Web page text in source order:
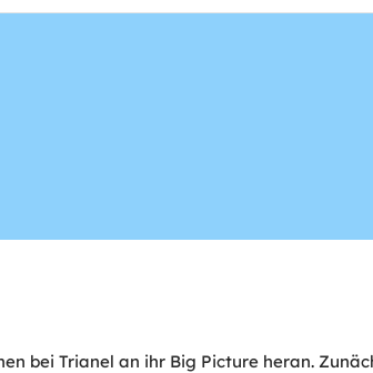
bei Trianel an ihr Big Picture heran.